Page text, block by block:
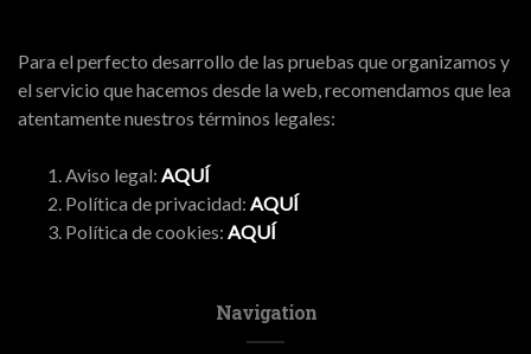
Para el perfecto desarrollo de las pruebas que organizamos y
el servicio que hacemos desde la web, recomendamos que lea
atentamente nuestros términos legales:
Aviso legal: AQUÍ
Política de privacidad: AQUÍ
Política de cookies: AQUÍ
Navigation